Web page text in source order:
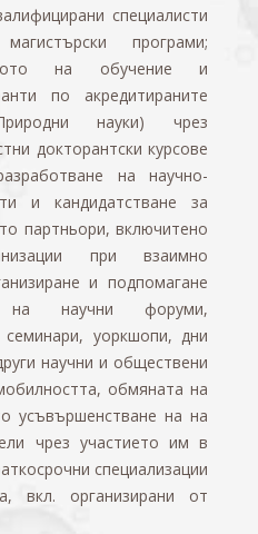
специалисти
програми;
на обучение и
по акредитираните
науки) чрез
докторантски курсове
на научно-
и кандидатстване за
партньори, включитено
при взаимно
и подпомагане
на научни форуми,
семинари, уоркшопи, дни
научни и обществени
обмяната на
усъвършенстване на на
чрез участието им в
специализации
вкл. организирани от